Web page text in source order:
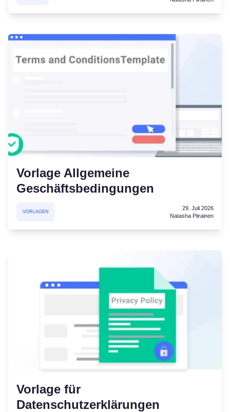
Vorlage Allgemeine
Geschäftsbedingungen
VORLAGEN
29. Juli 2026
Natasha Piirainen
Vorlage für
Datenschutzerklärungen